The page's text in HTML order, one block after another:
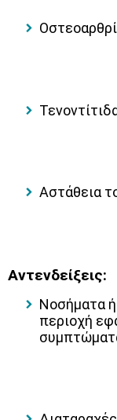
Αστάθεια
Αντενδείξεις:
Νοσήματα
περιοχή